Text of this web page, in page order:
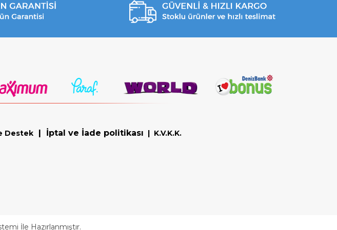
Destek| İptal ve İade politikası | K.V.K.K.
İle Hazırlanmıştır.